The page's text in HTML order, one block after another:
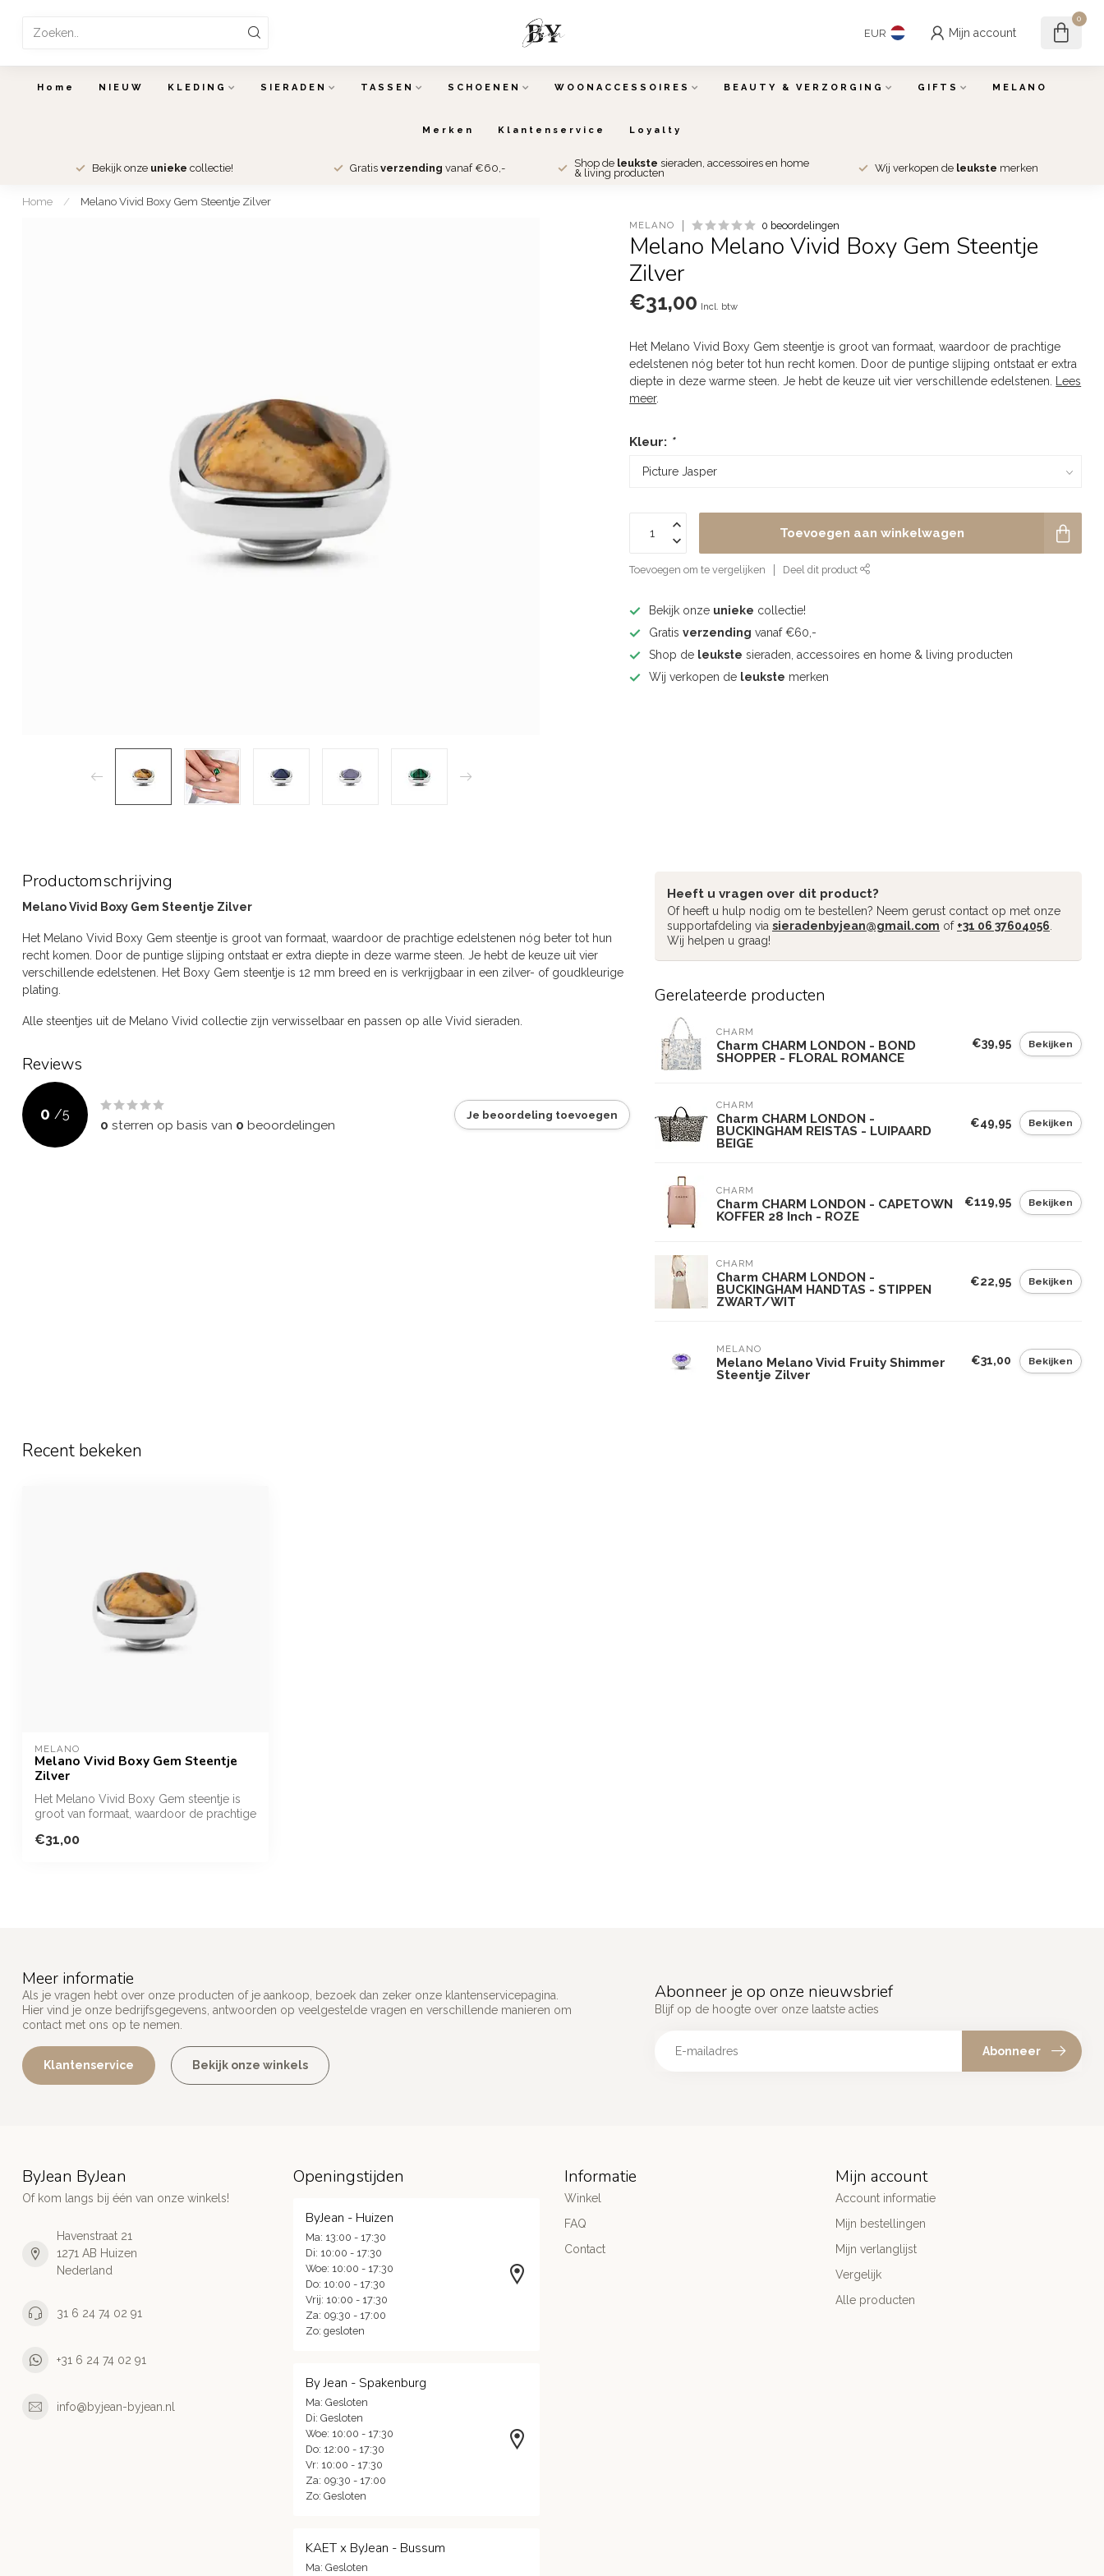
EUR Mijn account
0
Home NIEUW KLEDING SIERADEN TASSEN SCHOENEN WOONACCESSOIRES BEAUTY & VERZORGING GIFTS MELANO
Merken Klantenservice Loyalty
Bekijk onze unieke collectie! Gratis verzending vanaf €60,- Shop de leukste sieraden, accessoires en home
& living producten
Wij verkopen de leukste merken
Home / Melano Vivid Boxy Gem Steentje Zilver
MELANO 0 beoordelingen
Melano Melano Vivid Boxy Gem Steentje
Zilver
€31,00 Incl. btw
Het Melano Vivid Boxy Gem steentje is groot van formaat, waardoor de prachtige
edelstenen nóg beter tot hun recht komen. Door de puntige slijping ontstaat er extra
diepte in deze warme steen. Je hebt de keuze uit vier verschillende edelstenen.
Lees
meer.
Kleur: *
Toevoegen aan winkelwagen
Toevoegen om te vergelijken Deel dit product
Bekijk onze unieke collectie!
Gratisverzending vanaf €60,-
Shop de leukste sieraden, accessoires en home & living producten
Wij verkopen de leukste merken
Productomschrijving
Melano Vivid Boxy Gem Steentje Zilver
Het Melano Vivid Boxy Gem steentje is groot van formaat, waardoor de prachtige edelstenen nóg beter tot hun
recht komen. Door de puntige slijping ontstaat er extra diepte in deze warme steen. Je hebt de keuze uit vier
verschillende edelstenen. Het Boxy Gem steentje is 12 mm breed en is verkrijgbaar in een zilver- of goudkleurige
plating.
Alle steentjes uit de Melano Vivid collectie zijn verwisselbaar en passen op alle Vivid sieraden.
Reviews
0 /5
0 sterren op basis van 0 beoordelingen
Je beoordeling toevoegen
Heeft u vragen over dit product?
Of heeft u hulp nodig om te bestellen? Neem gerust contact op met onze
supportafdeling via sieradenbyjean@gmail.com of +31 06 37604056
Wij helpen u graag!
Gerelateerde producten
CHARM
Charm CHARM LONDON - BOND
SHOPPER - FLORAL ROMANCE
€39,95 Bekijken
CHARM
Charm CHARM LONDON -
BUCKINGHAM REISTAS - LUIPAARD
BEIGE
€49,95 Bekijken
CHARM
Charm CHARM LONDON - CAPETOWN
KOFFER 28 Inch - ROZE
€119,95 Bekijken
CHARM
Charm CHARM LONDON -
BUCKINGHAM HANDTAS - STIPPEN
ZWART/WIT
€22,95 Bekijken
MELANO
Melano Melano Vivid Fruity Shimmer
Steentje Zilver
€31,00 Bekijken
Recent bekeken
MELANO
Melano Vivid Boxy Gem Steentje
Zilver
Het Melano Vivid Boxy Gem steentje is
groot van formaat, waardoor de prachtige
€31,00
Meer informatie
Als je vragen hebt over onze producten of je aankoop, bezoek dan zeker onze klantenservicepagina.
Hier vind je onze bedrijfsgegevens, antwoorden op veelgestelde vragen en verschillende manieren om
contact met ons op te nemen.
Klantenservice Bekijk onze winkels
Abonneer je op onze nieuwsbrief
Blijf op de hoogte over onze laatste acties
Abonneer
ByJean ByJean
Of kom langs bij één van onze winkels!
Havenstraat 21
1271 AB Huizen
Nederland
31 6 24 74 02 91
+31 6 24 74 02 91
info@byjean-byjean.nl
Openingstijden
ByJean - Huizen
Ma: 13:00 - 17:30
Di: 10:00 - 17:30
Woe: 10:00 - 17:30
Do: 10:00 - 17:30
Vrij: 10:00 - 17:30
Za: 09:30 - 17:00
Zo: gesloten
By Jean - Spakenburg
Ma: Gesloten
Di: Gesloten
Woe: 10:00 - 17:30
Do: 12:00 - 17:30
Vr: 10:00 - 17:30
Za: 09:30 - 17:00
Zo: Gesloten
KAET x ByJean - Bussum
Ma: Gesloten
Informatie
Winkel
FAQ
Contact
Mijn account
Account informatie
Mijn bestellingen
Mijn verlanglijst
Vergelijk
Alle producten